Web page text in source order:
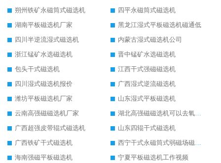
朔州铁矿永磁筒式磁选机
四平永磁筒式磁选机
湖南平板磁选机厂家
黑龙江湿式平板磁选机磁通低
四川半逆流湿式磁选机
内蒙古湿式磁选机公司
浙江锰矿水选磁选机
晋中锰矿水选磁选机
包头干式磁选机
江西干式强磁磁选机
四川湿式磁选机报价
广西湿式逆流磁选机
潍坊平板磁选机厂家
山东湿式平板磁选机
云南高强磁磁选机厂家
湖北高强磁磁选机可以去氧化铝
广西超强皮带辊式磁选机
山东四辊干式磁选机
广西铁矿干式磁选机
西宁干式永磁筒式弱磁场磁选机结构图
海南强磁平板磁选机
宁夏平板磁选机工作视频